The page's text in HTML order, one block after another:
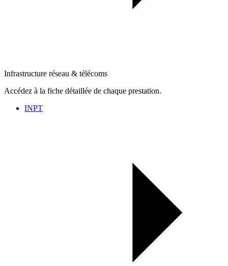
Infrastructure réseau & télécoms
Accédez à la fiche détaillée de chaque prestation.
INPT